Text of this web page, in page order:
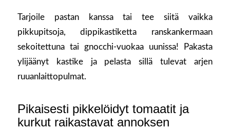
Tarjoile pastan kanssa tai tee siitä vaikka
pikkupitsoja, dippikastiketta ranskankermaan
sekoitettuna tai gnocchi-vuokaa uunissa! Pakasta
ylijäänyt kastike ja pelasta sillä tulevat arjen
ruuanlaittopulmat.
Pikaisesti pikkelöidyt tomaatit ja
kurkut raikastavat annoksen